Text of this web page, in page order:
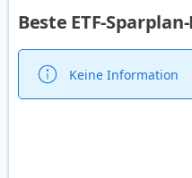
Beste ETF-
Keine Information